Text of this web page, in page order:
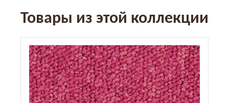
Товары из этой коллекции